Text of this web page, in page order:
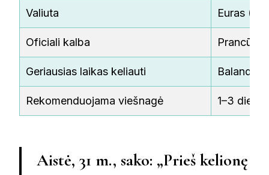
Valiuta Euras (€)
Oficiali kalba Prancūzų
Geriausias laikas keliauti
Rekomenduojama viešnagė 1–3
Aistė, 31 m., sako: „Prieš kelionę